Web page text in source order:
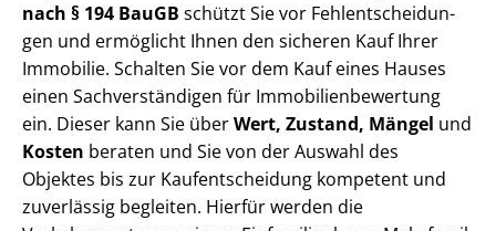
nach § 194 BauGB schützt Sie vor Fehl­ent­schei­dun­
gen und ermöglicht Ihnen den sicheren Kauf Ihrer
Immobilie. Schalten Sie vor dem Kauf eines Hauses
einen Sach­ver­stän­di­gen für Im­mo­bi­li­en­be­wer­tung
ein. Dieser kann Sie überWert, Zustand, Mängel und
Kosten beraten und Sie von der Auswahl des
Objektes bis zur Kauf­ent­schei­dung kompetent und
zuverlässig begleiten. Hierfür werden die